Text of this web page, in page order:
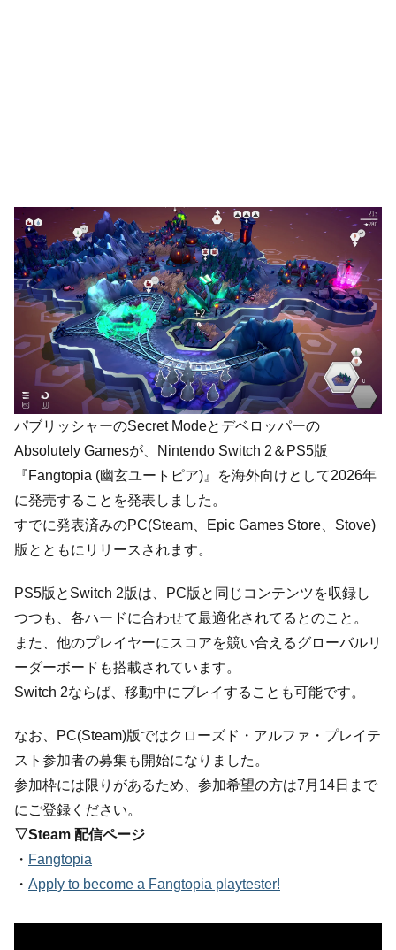
パブリッシャーのSecret Modeとデベロッパーの
Absolutely Gamesが、Nintendo Switch 2＆PS5版
『Fangtopia (幽玄ユートピア)』を海外向けとして2026年
に発売することを発表しました。
すでに発表済みのPC(Steam、Epic Games Store、Stove)
版とともにリリースされます。
PS5版とSwitch 2版は、PC版と同じコンテンツを収録し
つつも、各ハードに合わせて最適化されてるとのこと。
また、他のプレイヤーにスコアを競い合えるグローバルリ
ーダーボードも搭載されています。
Switch 2ならば、移動中にプレイすることも可能です。
なお、PC(Steam)版ではクローズド・アルファ・プレイテ
スト参加者の募集も開始になりました。
参加枠には限りがあるため、参加希望の方は7月14日まで
にご登録ください。
▽Steam 配信ページ
・ Fangtopia
・ Apply to become a Fangtopia playtester!